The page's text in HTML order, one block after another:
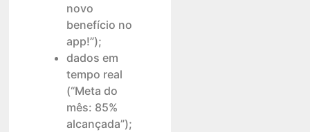
novo
benefício no
app!”);
dados em
tempo real
(“Meta do
mês: 85%
alcançada”);